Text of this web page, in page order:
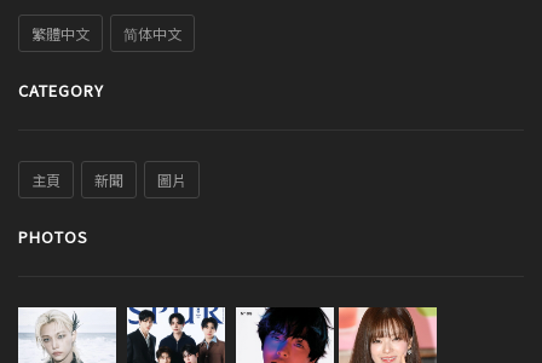
繁體中文 简体中文
CATEGORY
主頁 新聞 圖片
PHOTOS